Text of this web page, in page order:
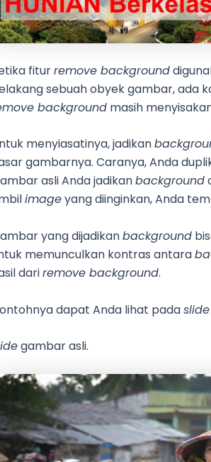
fiturremove background
sebuah obyek gambar, ada
background masih
menyiasatinya, jadikan
gambarnya. Caranya, Anda
asli Anda jadikanbackground
imageyang diinginkan, Anda
yang dijadikanbackground
memunculkan kontras antara
dariremove background.
dapat Anda lihat padaslide
gambar asli.